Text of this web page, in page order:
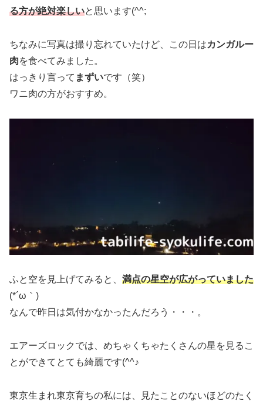
る方が絶対楽しいと思います(^^;
ちなみに写真は撮り忘れていたけど、この日はカンガルー
肉を食べてみました。
はっきり言って まずいです（笑）
ワニ肉の方がおすすめ。
ふと空を見上げてみると、 満点の星空が広がっていました
(*´ω｀)
なんで昨日は気付かなかったんだろう・・・。
エアーズロックでは、めちゃくちゃたくさんの星を見るこ
とができてとても綺麗です(^^♪
東京生まれ東京育ちの私には、見たことのないほどのたく